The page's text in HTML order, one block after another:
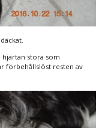
hjärtan stora som
förbehållslöst resten av